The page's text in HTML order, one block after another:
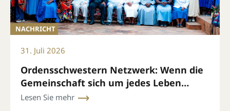
NACHRICHT
31. Juli 2026
Ordensschwestern Netzwerk: Wenn die
Gemeinschaft sich um jedes Leben
kümmert
Lesen Sie mehr